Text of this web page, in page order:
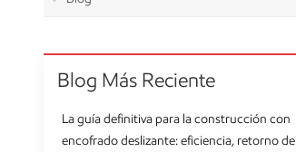
Blog Más Reciente
La guía definitiva para la construcción con
encofrado deslizante: eficiencia, retorno de